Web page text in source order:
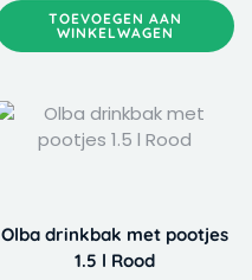
TOEVOEGEN AAN
WINKELWAGEN
Olba drinkbak met pootjes
1.5 l Rood